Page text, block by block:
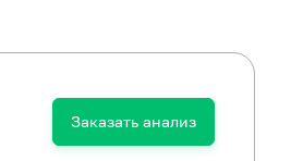
Заказать анализ